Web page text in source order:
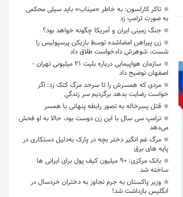
تاکر کارلسون: به خاطر «میناب» باید سیلی محکمی
به صورت ترامپ زد
جنگ زمینی ایران و آمریکا چگونه خواهد بود؟
زن پیراهن امضاشده توسط بازیکن پرسپولیس را
شست، شوهرش دادخواست طلاق داد
سازمان هواپیمایی درباره بلیت ۲۱ میلیونی تهران -
اصفهان توضیح داد
مردی که همسرش را تا سرحد مرگ کتک زد: اگر
خواست رضایت بدهد برگردیم سر زندگی
قتل پسرخاله به تصور رابطه پنهانی با همسر
ترامپ سی سال با این زن دوست بود، حالا به او فحش
می‌دهد
مرگ غم انگیز دختر بچه در پارک به‌دلیل دستکاری در
پایه های برق
بانک مرکزی: ۹۰ میلیون کیف پول برای ایرانی ها
ساخته شد
وزیر پاکستان به جرم تجاوز به دختران خردسال در
انگلیس بازداشت شد!